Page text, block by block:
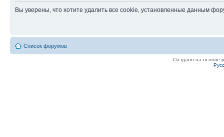
Вы уверены, что хотите удалить все cookie, установленные данным
Список форумов
Создано на основе